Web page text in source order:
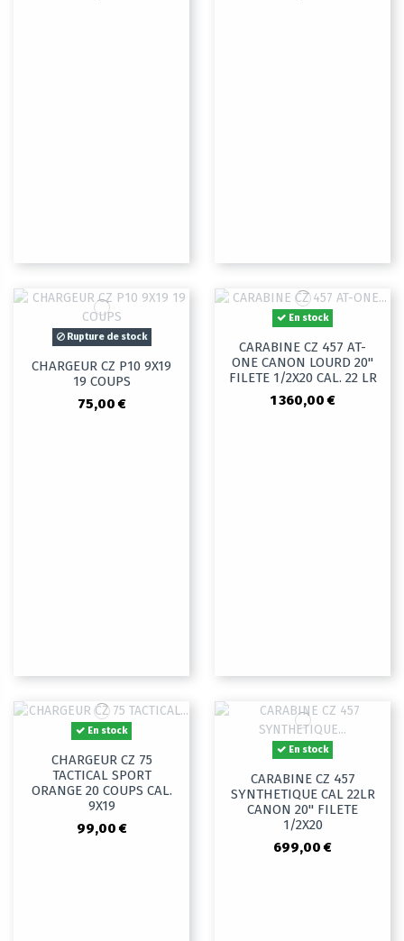
Rupture de stock
CHARGEUR CZ P10 9X19
19 COUPS
75,00 €
En stock
CARABINE CZ 457 AT-
ONE CANON LOURD 20"
FILETE 1/2X20 CAL. 22 LR
1 360,00 €
En stock
CHARGEUR CZ 75
TACTICAL SPORT
ORANGE 20 COUPS CAL.
9X19
99,00 €
En stock
CARABINE CZ 457
SYNTHETIQUE CAL 22LR
CANON 20" FILETE
1/2X20
699,00 €